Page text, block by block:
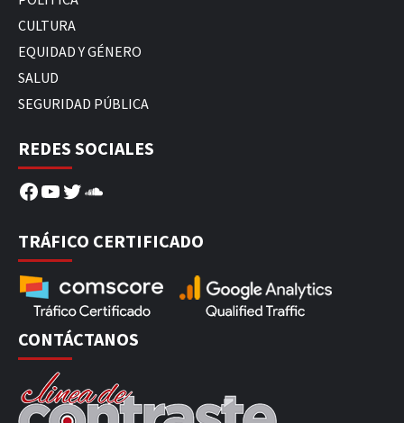
CULTURA
EQUIDAD Y GÉNERO
SALUD
SEGURIDAD PÚBLICA
REDES SOCIALES
Facebook
YouTube
Twitter
SoundCloud
TRÁFICO CERTIFICADO
CONTÁCTANOS